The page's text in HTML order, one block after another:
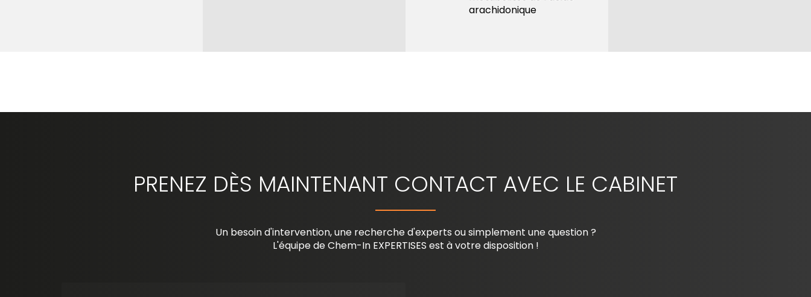
arachidonique
PRENEZ DÈS MAINTENANT CONTACT AVEC LE CABINET
Un besoin d'intervention, une recherche d'experts ou simplement une question ?
L'équipe de Chem-In EXPERTISES est à votre disposition !